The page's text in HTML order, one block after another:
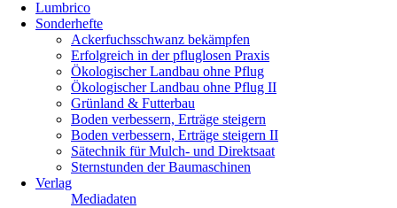
Lumbrico
Sonderhefte
Ackerfuchsschwanz bekämpfen
Erfolgreich in der pfluglosen Praxis
Ökologischer Landbau ohne Pflug
Ökologischer Landbau ohne Pflug II
Grünland & Futterbau
Boden verbessern, Erträge steigern
Boden verbessern, Erträge steigern II
Sätechnik für Mulch- und Direktsaat
Sternstunden der Baumaschinen
Verlag
Mediadaten